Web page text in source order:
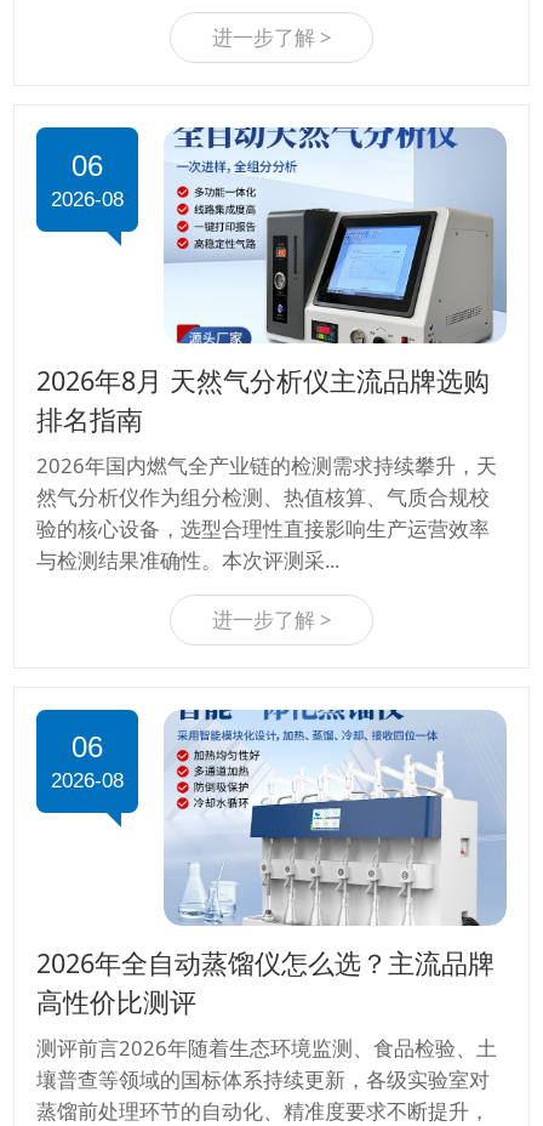
进一步了解 >
06
2026-08
2026年8月 天然气分析仪主流品牌选购
排名指南
2026年国内燃气全产业链的检测需求持续攀升，天
然气分析仪作为组分检测、热值核算、气质合规校
验的核心设备，选型合理性直接影响生产运营效率
与检测结果准确性。本次评测采...
进一步了解 >
06
2026-08
2026年全自动蒸馏仪怎么选？主流品牌
高性价比测评
测评前言2026年随着生态环境监测、食品检验、土
壤普查等领域的国标体系持续更新，各级实验室对
蒸馏前处理环节的自动化、精准度要求不断提升，